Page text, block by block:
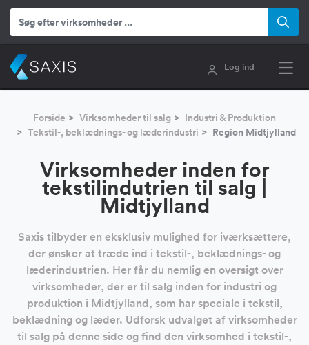
Log ind
Forside Virksomheder til salg
Industri & Produktion
Tekstil-, beklædnings- og læderindustri
Region Midtjylland
Virksomheder inden for
tekstilindutrien til salg |
Midtjylland
Saxis tilbyder en eksklusiv mulighed for iværksættere,
der ønsker at træde ind i tekstil-, beklædnings- og
læderindustrien. Her får du nemlig en oversigt over
virksomheder, der er til salg inden for industri og
produktion i Midtjylland, som har speciale i tekstil,
beklædning og læder. Udforsk udvalget af virksomheder
til salg på denne side og find den virksomhed i tekstil-,